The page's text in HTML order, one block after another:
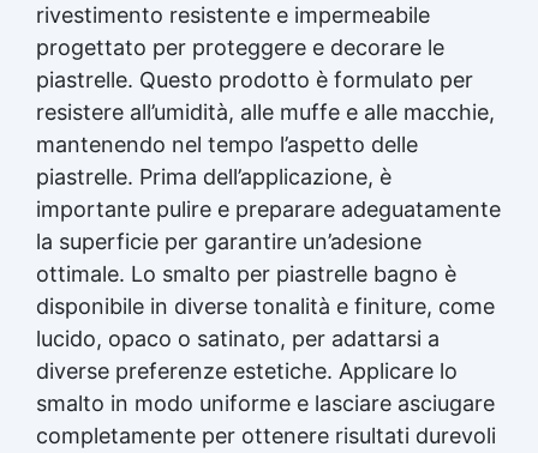
rivestimento resistente e impermeabile
progettato per proteggere e decorare le
piastrelle. Questo prodotto è formulato per
resistere all’umidità, alle muffe e alle macchie,
mantenendo nel tempo l’aspetto delle
piastrelle. Prima dell’applicazione, è
importante pulire e preparare adeguatamente
la superficie per garantire un’adesione
ottimale. Lo smalto per piastrelle bagno è
disponibile in diverse tonalità e finiture, come
lucido, opaco o satinato, per adattarsi a
diverse preferenze estetiche. Applicare lo
smalto in modo uniforme e lasciare asciugare
completamente per ottenere risultati durevoli